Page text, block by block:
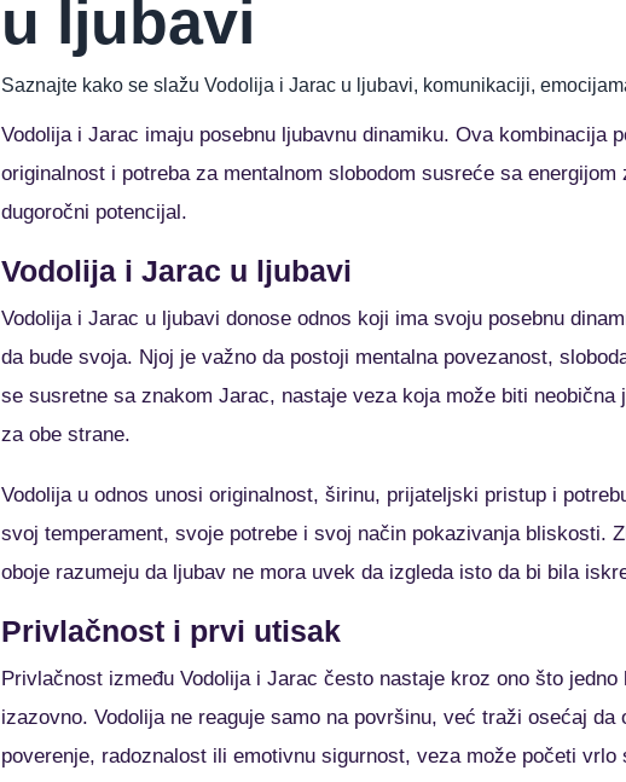
u ljubavi
Saznajte kako se slažu Vodolija i Jarac u ljubavi, komunikaciji,
Vodolija i Jarac imaju posebnu ljubavnu dinamiku. Ova kombinacija
originalnost i potreba za mentalnom slobodom susreće sa
dugoročni potencijal.
Vodolija i Jarac u ljubavi
Vodolija i Jarac u ljubavi donose odnos koji ima svoju posebnu
da bude svoja. Njoj je važno da postoji mentalna povezanost,
se susretne sa znakom Jarac, nastaje veza koja može biti
za obe strane.
Vodolija u odnos unosi originalnost, širinu, prijateljski pristup i
svoj temperament, svoje potrebe i svoj način pokazivanja bliskosti.
oboje razumeju da ljubav ne mora uvek da izgleda isto da bi bila
Privlačnost i prvi utisak
Privlačnost između Vodolija i Jarac često nastaje kroz ono što
izazovno. Vodolija ne reaguje samo na površinu, već traži osećaj
poverenje, radoznalost ili emotivnu sigurnost, veza može početi vrlo